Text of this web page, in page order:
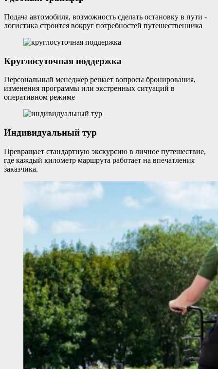
Подача автомобиля, возможность сделать остановку в пути -
логистика строится вокруг потребностей путешественника
Круглосуточная поддержка
Персональный менеджер решает вопросы бронирования,
изменения программы или экстренных ситуаций в
оперативном режиме
Индивидуальный тур
Превращает стандартную экскурсию в личное путешествие,
где каждый километр маршрута работает на впечатления
заказчика.